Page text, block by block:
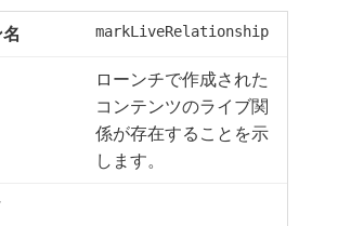
markLiveRelationship
ローンチで作成された
コンテンツのライブ関
係が存在することを示
します。